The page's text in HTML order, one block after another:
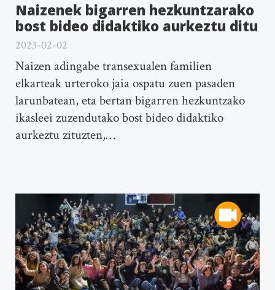
Naizenek bigarren hezkuntzarako
bost bideo didaktiko aurkeztu ditu
2023-02-02
Naizen adingabe transexualen familien
elkarteak urteroko jaia ospatu zuen pasaden
larunbatean, eta bertan bigarren hezkuntzako
ikasleei zuzendutako bost bideo didaktiko
aurkeztu zituzten,…